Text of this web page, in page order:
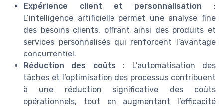
Expérience client et personnalisation :
L’intelligence artificielle permet une analyse fine
des besoins clients, offrant ainsi des produits et
services personnalisés qui renforcent l’avantage
concurrentiel.
Réduction des coûts : L’automatisation des
tâches et l’optimisation des processus contribuent
à une réduction significative des coûts
opérationnels, tout en augmentant l’efficacité